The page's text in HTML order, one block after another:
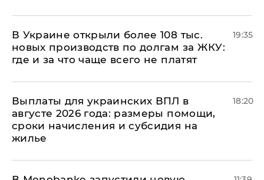
В Украине открыли более 108 тыс.
новых производств по долгам за ЖКУ:
где и за что чаще всего не платят
19:35
Выплаты для украинских ВПЛ в
августе 2026 года: размеры помощи,
сроки начисления и субсидия на
жилье
18:20